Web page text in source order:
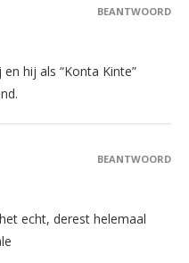
hij als “Konta Kinte”
BEANTWOORD
echt, derest helemaal
BEANTWOORD